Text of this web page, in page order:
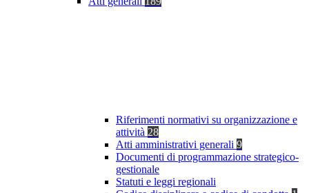
Riferimenti normativi su organizzazione e
attività 28
Atti amministrativi generali 9
Documenti di programmazione strategico-
gestionale
Statuti e leggi regionali